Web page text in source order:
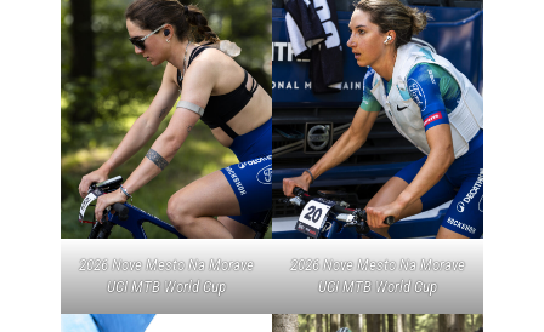
2026 Nove Mesto Na Morave
UCI MTB World Cup
2026 Nove Mesto Na Morave
UCI MTB World Cup